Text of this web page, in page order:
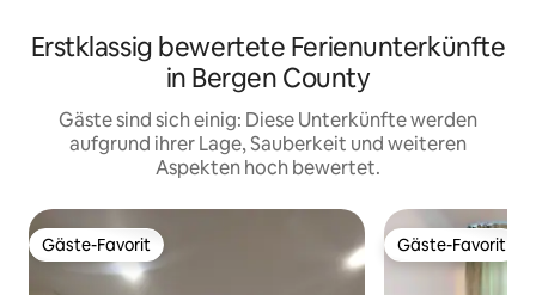
Erstklassig bewertete Ferienunterkünfte
in Bergen County
Gäste sind sich einig: Diese Unterkünfte werden
aufgrund ihrer Lage, Sauberkeit und weiteren
Aspekten hoch bewertet.
Gäste-Favorit
Gäste-Favorit Gäste-Favorit
Gäste-Favorit